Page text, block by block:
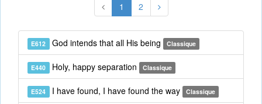
1 2
E612 God intends that all His being Classique
E440 Holy, happy separation Classique
E524 I have found, I have found the way Classique